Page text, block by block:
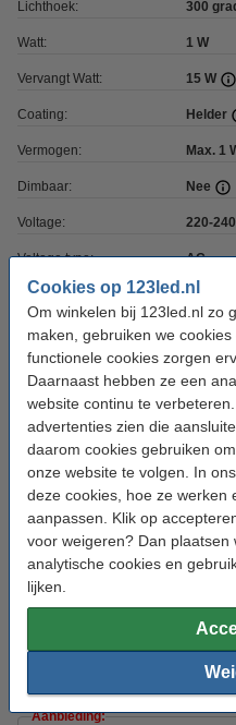
Cookies op 123led.nl
Om winkelen bij 123led.nl zo
maken, gebruiken we
functionele cookies zorgen
Daarnaast hebben ze een
website continu te
advertenties zien die
daarom cookies gebruiken
onze website te volgen. In ons
deze cookies, hoe ze werken
aanpassen. Klik op
voor weigeren? Dan plaatsen
analytische cookies en
lijken.
Lichthoek: 300
Watt: 1 W
Vervangt Watt: 15 W
Coating: Helder
Vermogen: Max. 1
Dimbaar: Nee
Voltage: 220-
Voltage type: AC
Ingangsfrequentie: 50-60Hz
Afmetingen: 84 x 45
Diameter: Ø 45
Werktemperatuur: -20 tot
Gebruik: Binnen
15.000
Aan/uitschakelingen: 100.000
Aantal:
Oud voor nieuw: uw
Aanbieding: